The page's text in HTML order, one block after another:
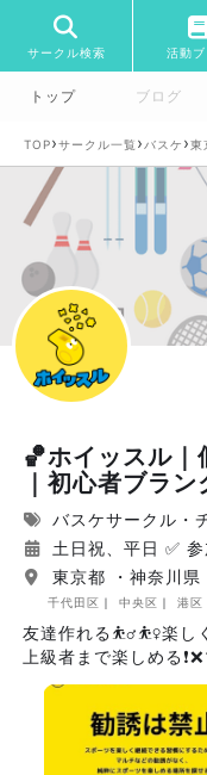
サークル検索 活動
トップ ブログ
TOP›サークル一覧 › バスケ ›東
🏀ホイッスル
｜初心者ブラ
バスケサークル・
土日祝、平日 ✅
東京都 ・神奈川
千代田区 中央区 港区
友達作れる⛹️‍♂️⛹️‍♀️楽し
上級者まで楽しめる